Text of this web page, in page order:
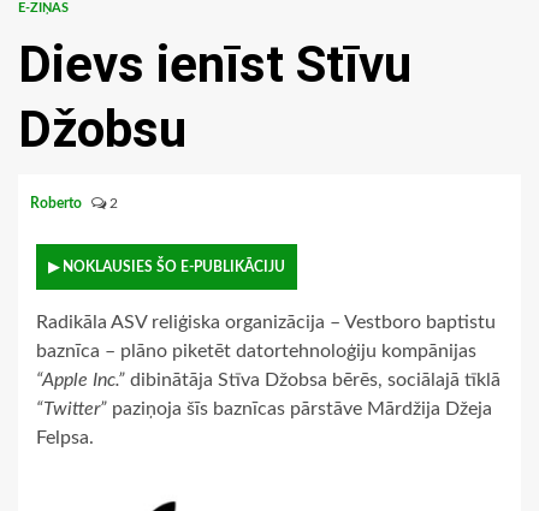
E-ZIŅAS
Dievs ienīst Stīvu
Džobsu
Roberto 2
▶ NOKLAUSIES ŠO E-PUBLIKĀCIJU
Radikāla ASV reliģiska organizācija – Vestboro baptistu
baznīca – plāno piketēt datortehnoloģiju kompānijas
“Apple Inc.” dibinātāja Stīva Džobsa bērēs, sociālajā tīklā
“Twitter” paziņoja šīs baznīcas pārstāve Mārdžija Džeja
Felpsa.